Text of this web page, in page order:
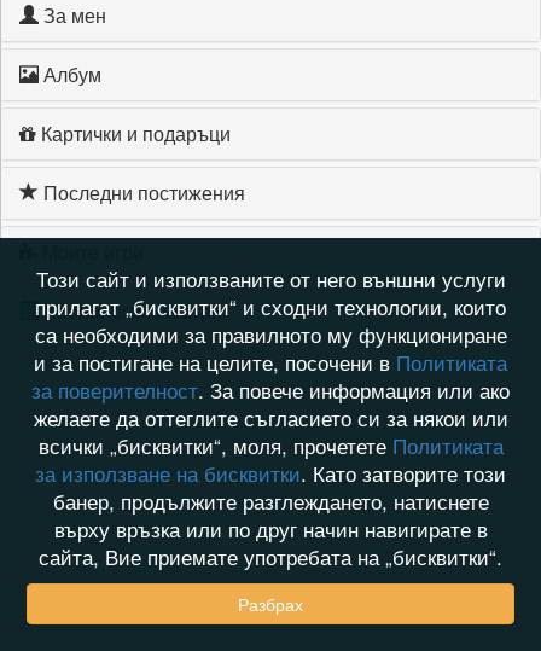
За мен
Албум
Картички и подаръци
Последни постижения
Хронология на игри
Този сайт и използваните от него външни услуги
прилагат „бисквитки“ и сходни технологии, които
са необходими за правилното му функциониране
и за постигане на целите, посочени в Политиката
за поверителност. За повече информация или ако
желаете да оттеглите съгласието си за някои или
всички „бисквитки“, моля, прочетете Политиката
за използване на бисквитки. Като затворите този
банер, продължите разглеждането, натиснете
върху връзка или по друг начин навигирате в
сайта, Вие приемате употребата на „бисквитки“.
Разбрах